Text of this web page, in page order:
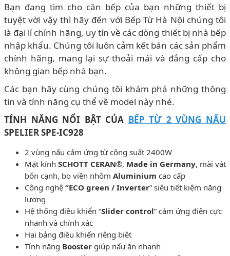
Bạn đang tìm cho căn bếp của bạn những thiết bị
tuyệt vời vậy thì hãy đến với Bếp Từ Hà Nội chúng tôi
là đại lí chính hãng, uy tín về các dòng thiết bị nhà bếp
nhập khẩu. Chúng tôi luôn cảm kết bán các sản phẩm
chính hãng, mang lại sự thoải mái và đẳng cấp cho
không gian bếp nhà bạn.
Các bạn hãy cùng chúng tôi khám phá những thông
tin và tính năng cụ thể về model này nhé.
TÍNH NĂNG NỔI BẬT CỦA BẾP TỪ 2 VÙNG NẤU
SPELIER SPE-IC928
2 vùng nấu cảm ứng từ công suất 2400W
Mặt kính SCHOTT CERAN®, Made in Germany, mài vát
bốn cạnh, bo viền nhôm Aluminium cao cấp
Công nghệ “ECO green / Inverter” siêu tiết kiệm năng
lượng
Hệ thống điều khiển “Slider control” cảm ứng điện cực
nhanh và chính xác
Hai bảng điều khiển riêng biệt
Tính năng Booster giúp nấu ăn nhanh